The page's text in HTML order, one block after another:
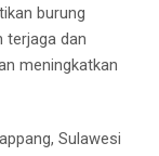
burung
terjaga dan
meningkatkan
Sulawesi